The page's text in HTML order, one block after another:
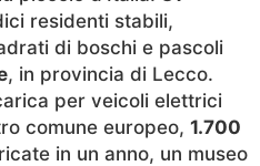
residenti stabili,
di boschi e pascoli
, in provincia di Lecco.
per veicoli elettrici
comune europeo, 1.700
in un anno, un museo